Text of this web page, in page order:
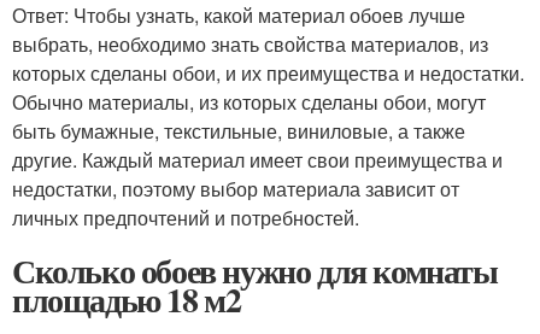
Ответ: Чтобы узнать, какой материал обоев лучше
выбрать, необходимо знать свойства материалов, из
которых сделаны обои, и их преимущества и недостатки.
Обычно материалы, из которых сделаны обои, могут
быть бумажные, текстильные, виниловые, а также
другие. Каждый материал имеет свои преимущества и
недостатки, поэтому выбор материала зависит от
личных предпочтений и потребностей.
Сколько обоев нужно для комнаты
площадью 18 м2